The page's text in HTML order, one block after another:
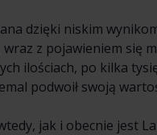
dzięki niskim
wraz z pojawieniem
ilościach, po kilka
podwoił swoją
jak i obecnie jest